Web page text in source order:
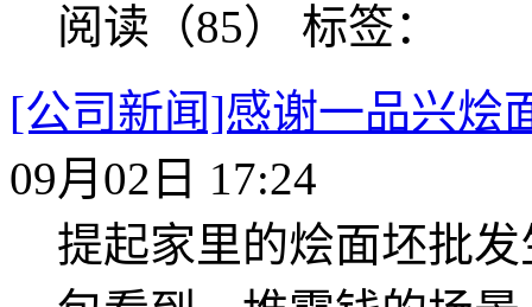
阅读（85） 标签：
[公司新闻]感谢一品兴烩
09月02日 17:24
提起家里的烩面坯批